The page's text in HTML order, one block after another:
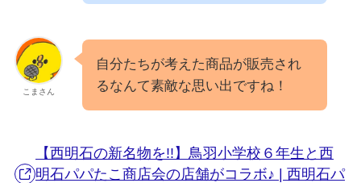
こまさん
自分たちが考えた商品が販売され
るなんて素敵な思い出ですね！
【西明石の新名物を!!】鳥羽小学校６年生と西
明石パパたこ商店会の店舗がコラボ♪ | 西明石パ